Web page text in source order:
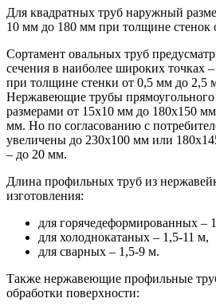
Для квадратных труб наружный
10 мм до 180 мм при толщине стенок
Сортамент овальных труб
сечения в наиболее широких точках
при толщине стенки от 0,5 мм до 2,5
Нержавеющие трубы
размерами от 15х10 мм до 180х150
мм. Но по согласованию с
увеличены до 230х100 мм или
– до 20 мм.
Длина профильных труб из
изготовления:
для горячедеформированных –
для холоднокатаных – 1,5-11 м,
для сварных – 1,5-9 м.
Также нержавеющие профильные
обработки поверхности: